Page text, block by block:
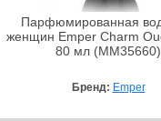
Парфюмированная
женщин Emper Charm
80 мл (MM35660)
Бренд: Emper